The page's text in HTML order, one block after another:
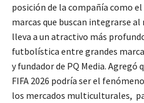
posición de la compañía como
marcas que buscan integrarse
lleva a un atractivo más
futbolística entre grandes
y fundador de PQ Media. Agregó
FIFA 2026 podría ser el
los mercados multiculturales,